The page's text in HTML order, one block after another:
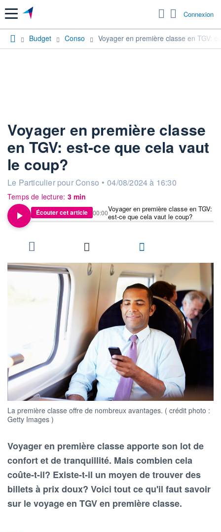
Menu Connexion
Budget Conso Voyager en première classe en TGV:
Voyager en première classe
en TGV: est-ce que cela vaut
le coup?
information fournie par
Le Particulier pour Conso • 04/08/2024 à 16:30
Temps de lecture: 3 min
Écouter cet article
Voyager en première classe en TGV:
est-ce que cela vaut le coup?
00:00
La première classe offre de nombreux avantages. ( crédit photo :
Getty Images )
Voyager en première classe apporte son lot de
confort et de tranquillité. Mais combien cela
coûte-t-il? Existe-t-il un moyen de trouver des
billets à prix doux? Voici tout ce qu'il faut savoir
sur le voyage en TGV en première classe.